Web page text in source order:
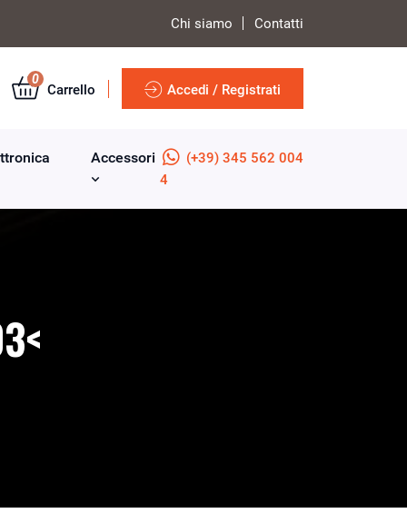
Chi siamo Contatti
0
Carrello Accedi / Registrati
Accessori
(+39) 345 562 004
4